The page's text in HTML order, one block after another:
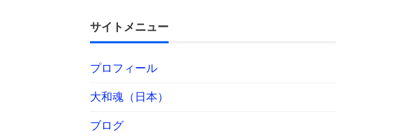
サイトメニュー
プロフィール
大和魂（日本）
ブログ